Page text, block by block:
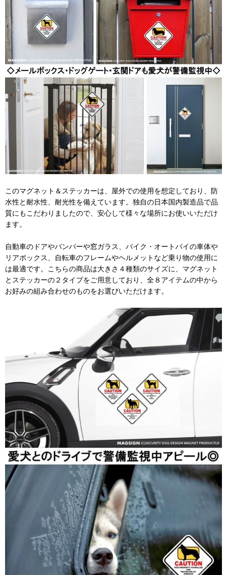
このマグネット＆ステッカーは、屋外での使用を想定しており、防
水性と耐水性、耐光性を備えています。独自の日本国内製造品で品
質にもこだわりましたので、安心して様々な場所にお使いいただけ
ます。
自動車のドアやバンパーや窓ガラス、バイク・オートバイの車体や
リアボックス、自転車のフレームやヘルメットなど乗り物の使用に
は最適です。こちらの商品は大きさ４種類のサイズに、マグネット
とステッカーの２タイプをご用意しており、全８アイテムの中から
お好みの組み合わせのものをお選びいただけます。